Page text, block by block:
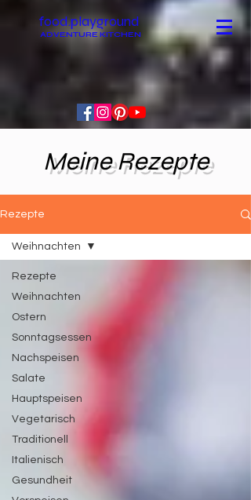
food.playground
ADVENTURE KITCHEN
Meine Rezepte
Rezepte
Rezepte
Weihnachten
Ostern
Sonntagsessen
Nachspeisen
Salate
Hauptspeisen
Vegetarisch
Traditionell
Italienisch
Gesundheit
Weihnachten